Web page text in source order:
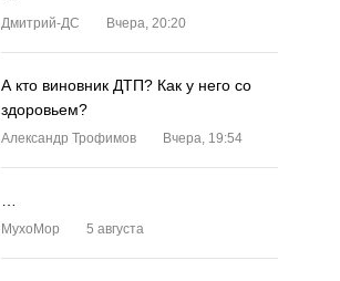
Дмитрий-ДС Вчера, 20:20
А кто виновник ДТП? Как у него со
здоровьем?
Александр Трофимов Вчера, 19:54
MyxoMop 5 августа